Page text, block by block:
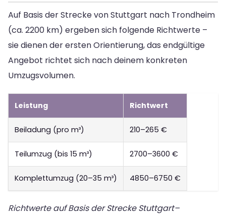
Auf Basis der Strecke von Stuttgart nach Trondheim
(ca. 2200 km) ergeben sich folgende Richtwerte –
sie dienen der ersten Orientierung, das endgültige
Angebot richtet sich nach deinem konkreten
Umzugsvolumen.
Leistung Richtwert
Beiladung (pro m³) 210–265 €
Teilumzug (bis 15 m³) 2700–3600 €
Komplettumzug (20–35 m³) 4850–6750 €
Richtwerte auf Basis der Strecke Stuttgart–